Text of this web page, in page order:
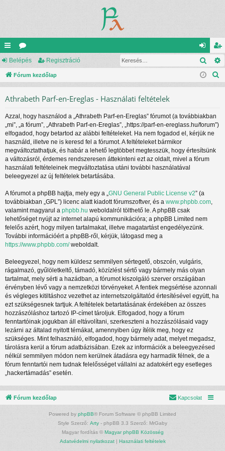
yo
rs
ór
u
el
ép
eg
is
ió
Belépés Regisztráció
Fórum kezdőlap
Athrabeth Parf-en-Ereglas - Használati feltételek
Azzal, hogy használod a „Athrabeth Parf-en-Ereglas” fórumot (a továbbiakban
„mi”, „a fórum”, „Athrabeth Parf-en-Ereglas”, „https://parf-en-ereglass.hu/forum”)
elfogadod, hogy betartod az alábbi feltételeket. Ha nem fogadod el, kérjük ne
használd, illetve ne is keresd fel a fórumot. A feltételeket bármikor
megváltoztathatjuk, és habár a lehető legtöbbet megtesszük, hogy értesítsünk
a változásról, érdemes rendszeresen áttekinteni ezt az oldalt, mivel a fórum
használati feltételeinek megváltoztatása utáni további használatával
beleegyezel az új feltételek betartásába.
A fórumot a phpBB hajtja, mely egy a „ GNU General Public License v2” (a
továbbiakban „GPL”) licenc alatt kiadott fórumszoftver, és a www.phpbb.com
valamint magyarul a phpbb.hu weboldalról tölthető le. A phpBB csak
lehetőséget nyújt az internet alapú kommunikációra; a phpBB Limited nem
felelős azért, hogy milyen tartalmakat, illetve magatartást engedélyezünk.
További információért a phpBB-ről, kérjük, látogasd meg a
https://www.phpbb.com/weboldalt.
Beleegyezel, hogy nem küldesz semmilyen sértegető, obszcén, vulgáris,
rágalmazó, gyűlöletkeltő, támadó, közízlést sértő vagy bármely más olyan
tartalmat, mely sérti a hazádban, a fórumot kiszolgáló szerver országában
érvényben lévő vagy a nemzetközi törvényeket. A fentiek megsértése azonnali
és végleges kitiltáshoz vezethet az internetszolgáltatód értesítésével együtt, ha
ezt szükségesnek tartjuk. A feltételek betartatásának érdekében az összes
hozzászóláshoz tartozó IP-címet tároljuk. Elfogadod, hogy a fórum
fenntartóinak jogukban áll eltávolítani, szerkeszteni a hozzászólásaid vagy
lezárni az általad nyitott témákat, amennyiben úgy ítélik meg, hogy ez
szükséges. Mint felhasználó, elfogadod, hogy bármely adat, melyet megadsz,
tárolásra kerül a fórum adatbázisában. Ezek az információk a beleegyezésed
nélkül semmilyen módon nem kerülnek átadásra egy harmadik félnek, de a
fórum fenntartói nem tudnak felelősséget vállalni az adatokért egy esetleges
„hackertámadás” esetén.
Fórum kezdőlap Kapcsolat
Powered by phpBB® Forum Software © phpBB Limited
Style Szerző: Arty - phpBB 3.3 Szerző: MrGaby
Magyar fordítás © Magyar phpBB Közösség
Adatvédelmi nyilatkozat| Használati feltételek